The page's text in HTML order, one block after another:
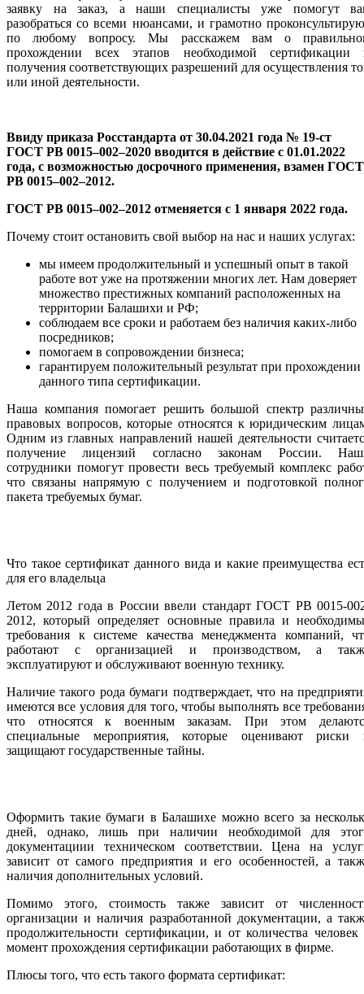
заявку на заказ, а наши специалисты уже помогут
разобраться со всеми нюансами, и грамотно
по любому вопросу. Мы расскажем вам о
прохождении всех этапов необходимой сертификации
получения соответствующих разрешений для осуществления
или иной деятельности.
Ввиду приказа Росстандарта от 30.04.2021 года № 19-ст
ГОСТ РВ 0015–002–2020 вводится в действие с 01.01.2022
года, с возможностью досрочного применения, взамен ГОСТ
РВ 0015–002–2012.
ГОСТ РВ 0015–002–2012 отменяется с 1 января 2022 года.
Почему стоит остановить свой выбор на нас и наших услугах:
мы имеем продолжительный и успешный опыт в такой
работе вот уже на протяжении многих лет. Нам доверяет
множество престижных компаний расположенных на
территории Балашихи и РФ;
соблюдаем все сроки и работаем без наличия каких-либо
посредников;
помогаем в сопровождении бизнеса;
гарантируем положительный результат при прохождении
данного типа сертификации.
Наша компания помогает решить большой спектр
правовых вопросов, которые относятся к юридическим
Одним из главных направлений нашей деятельности
получение лицензий согласно законам России.
сотрудники помогут провести весь требуемый комплекс
что связаны напрямую с получением и подготовкой
пакета требуемых бумаг.
Что такое сертификат данного вида и какие преимущества
для его владельца
Летом 2012 года в России ввели стандарт ГОСТ РВ 0015-
2012, который определяет основные правила и
требования к системе качества менеджмента компаний,
работают с организацией и производством, а
эксплуатируют и обслуживают военную технику.
Наличие такого рода бумаги подтверждает, что на
имеются все условия для того, чтобы выполнять все
что относятся к военным заказам. При этом
специальные мероприятия, которые оценивают риски
защищают государственные тайны.
Оформить такие бумаги в Балашихе можно всего за
дней, однако, лишь при наличии необходимой для
документациии техническом соответствии. Цена на
зависит от самого предприятия и его особенностей, а
наличия дополнительных условий.
Помимо этого, стоимость также зависит от
организации и наличия разработанной документации, а
продолжительности сертификации, и от количества человек
момент прохождения сертификации работающих в фирме.
Плюсы того, что есть такого формата сертификат: